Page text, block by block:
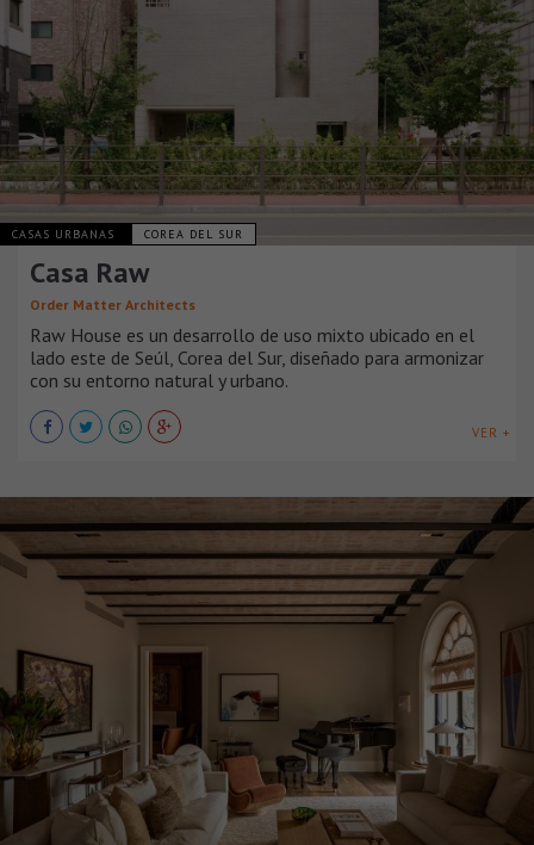
CASAS URBANAS COREA DEL SUR
Casa Raw
Order Matter Architects
Raw House es un desarrollo de uso mixto ubicado en el
lado este de Seúl, Corea del Sur, diseñado para armonizar
con su entorno natural y urbano.
VER +